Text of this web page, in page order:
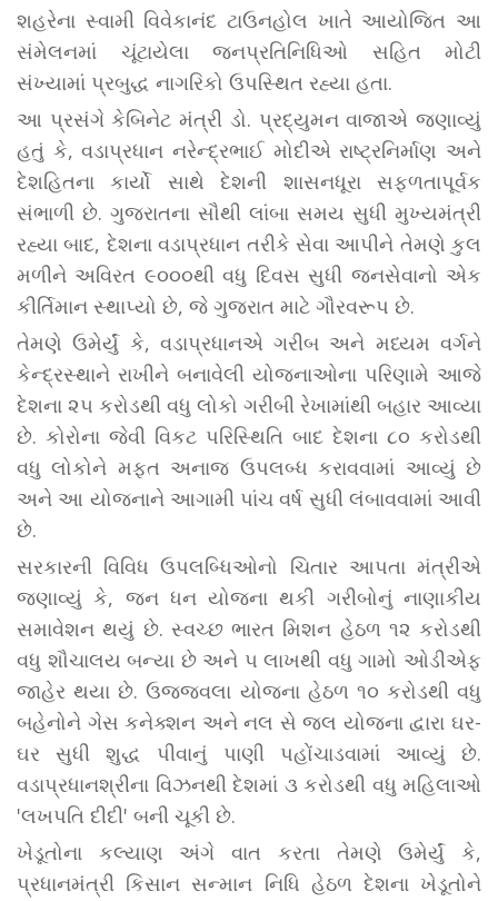
શહરેના સ્વામી વિવેકાનંદ ટાઉનહોલ ખાતે આયોજિત આ
સંમેલનમાં ચૂંટાયેલા જનપ્રતિનિધિઓ સહિત મોટી
સંખ્યામાં પ્રબુદ્ધ નાગરિકો ઉપસ્થિત રહ્યા હતા.
આ પ્રસંગે કેબિનેટ મંત્રી ડો. પ્રદ્યુમન વાજાએ જણાવ્યું
હતું કે, વડાપ્રધાન નરેન્દ્રભાઈ મોદીએ રાષ્ટ્રનિર્માણ અને
દેશહિતના કાર્યો સાથે દેશની શાસનધૂરા સફળતાપૂર્વક
સંભાળી છે. ગુજરાતના સૌથી લાંબા સમય સુધી મુખ્યમંત્રી
રહ્યા બાદ, દેશના વડાપ્રધાન તરીકે સેવા આપીને તેમણે કુલ
મળીને અવિરત ૯૦૦૦થી વધુ દિવસ સુધી જનસેવાનો એક
કીર્તિમાન સ્થાપ્યો છે, જે ગુજરાત માટે ગૌરવરૂપ છે.
તેમણે ઉમેર્યું કે, વડાપ્રધાનએ ગરીબ અને મધ્યમ વર્ગને
કેન્દ્રસ્થાને રાખીને બનાવેલી યોજનાઓના પરિણામે આજે
દેશના ૨૫ કરોડથી વધુ લોકો ગરીબી રેખામાંથી બહાર આવ્યા
છે. કોરોના જેવી વિકટ પરિસ્થિતિ બાદ દેશના ૮૦ કરોડથી
વધુ લોકોને મફત અનાજ ઉપલબ્ધ કરાવવામાં આવ્યું છે
અને આ યોજનાને આગામી પાંચ વર્ષ સુધી લંબાવવામાં આવી
છે.
સરકારની વિવિધ ઉપલબ્ધિઓનો ચિતાર આપતા મંત્રીએ
જણાવ્યું કે, જન ધન યોજના થકી ગરીબોનું નાણાકીય
સમાવેશન થયું છે. સ્વચ્છ ભારત મિશન હેઠળ ૧૨ કરોડથી
વધુ શૌચાલય બન્યા છે અને ૫ લાખથી વધુ ગામો ઓડીએફ
જાહેર થયા છે. ઉજ્જવલા યોજના હેઠળ ૧૦ કરોડથી વધુ
બહેનોને ગેસ કનેક્શન અને નલ સે જલ યોજના દ્વારા ઘર-
ઘર સુધી શુદ્ધ પીવાનું પાણી પહોંચાડવામાં આવ્યું છે.
વડાપ્રધાનશ્રીના વિઝનથી દેશમાં ૩ કરોડથી વધુ મહિલાઓ
'લખપતિ દીદી' બની ચૂકી છે.
ખેડૂતોના કલ્યાણ અંગે વાત કરતા તેમણે ઉમેર્યું કે,
પ્રધાનમંત્રી કિસાન સન્માન નિધિ હેઠળ દેશના ખેડૂતોને